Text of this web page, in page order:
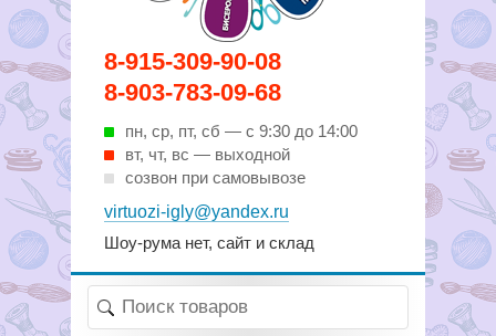
8-915-309-90-08
8-903-783-09-68
пн, ср, пт, cб — с 9:30 до 14:00
вт, чт, вс — выходной
созвон при самовывозе
virtuozi-igly@yandex.ru
Шоу-рума нет, сайт и склад
Вирутозы иглы. Товары для
шитья и рукоделья